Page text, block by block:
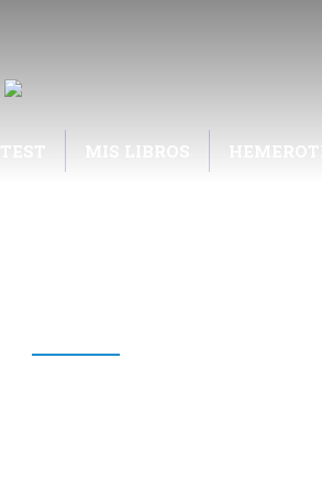
TEST MIS LIBROS